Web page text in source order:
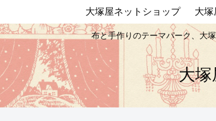
布と手作りのテーマパーク、大
大
大塚屋ネットショップ 大